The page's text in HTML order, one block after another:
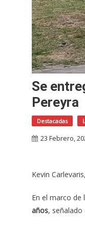
Se
Pereyra
Destacadas
23 Febrero,
Kevin
En el marco de
años,